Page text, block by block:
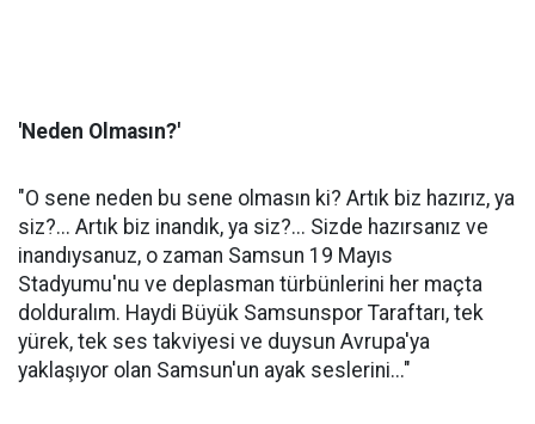
'Neden Olmasın?'
"O sene neden bu sene olmasın ki? Artık biz hazırız, ya
siz?... Artık biz inandık, ya siz?... Sizde hazırsanız ve
inandıysanuz, o zaman Samsun 19 Mayıs
Stadyumu'nu ve deplasman türbünlerini her maçta
dolduralım. Haydi Büyük Samsunspor Taraftarı, tek
yürek, tek ses takviyesi ve duysun Avrupa'ya
yaklaşıyor olan Samsun'un ayak seslerini..."